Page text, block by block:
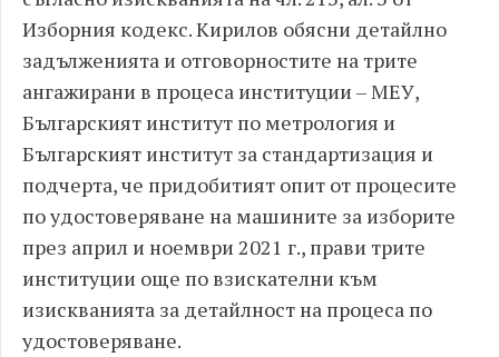
Изборния кодекс. Кирилов обясни детайлно
задълженията и отговорностите на трите
ангажирани в процеса институции – МЕУ,
Българският институт по метрология и
Българският институт за стандартизация и
подчерта, че придобитият опит от процесите
по удостоверяване на машините за изборите
през април и ноември 2021 г., прави трите
институции още по взискателни към
изискванията за детайлност на процеса по
удостоверяване.